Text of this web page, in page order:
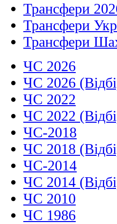
Трансфери
Трансфери
Трансфери
ЧС 2026
ЧС 2026
ЧС 2022
ЧС 2022
ЧС-2018
ЧС 2018
ЧС-2014
ЧС 2014
ЧС 2010
ЧС 1986